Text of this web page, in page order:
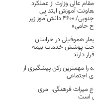
عالی وزارت از عملکرد
آموزش ابتدایی
خراسان جنوبی/ ۴۶۰۰ دانش‌آموز زیر
حامی»
بیمار هموفیلی در خراسان
پوشش خدمات بیمه
دارند
را مهمترین رکن پیشگیری از
اجتماعی
میراث فرهنگی، امری
است